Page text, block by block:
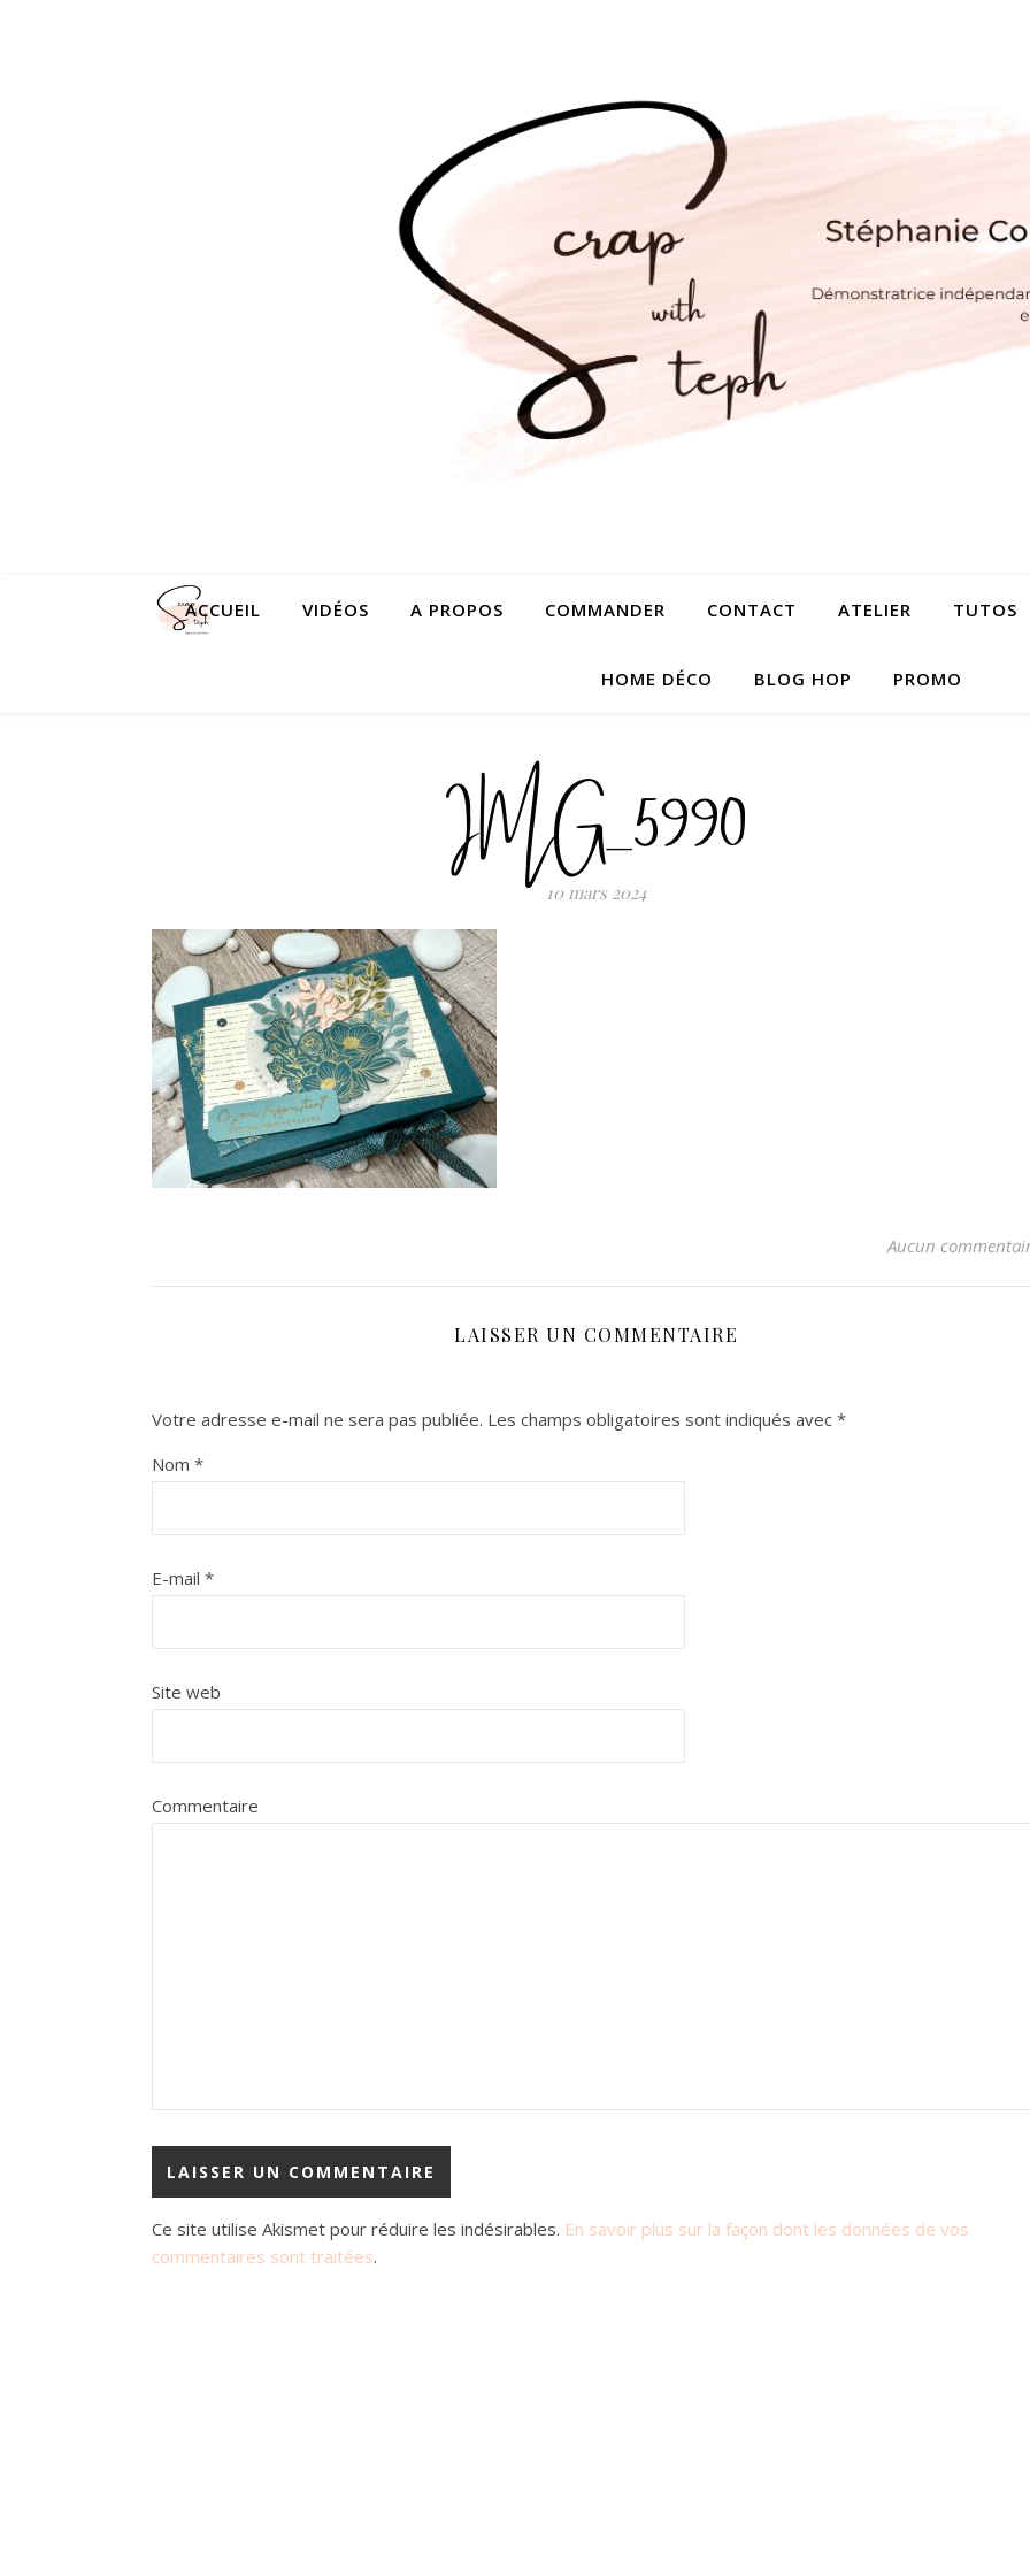
ACCUEIL VIDÉOS A PROPOS COMMANDER CONTACT ATELIER TUTOS
HOME DÉCO BLOG HOP PROMO
IMG_5990
10 mars 2024
Aucun
LAISSER UN COMMENTAIRE
Votre adresse e-mail ne sera pas publiée. Les champs obligatoires sont indiqués avec *
Nom *
E-mail *
Site web
Commentaire
Ce site utilise Akismet pour réduire les indésirables. En savoir plus sur la façon dont les données de vos
commentaires sont traitées.